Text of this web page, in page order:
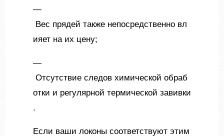
—
Вес прядей также непосредственно вл
ияет на их цену;
—
Отсутствие следов химической обраб
отки и регулярной термической завивки
.
Если ваши локоны соответствуют этим